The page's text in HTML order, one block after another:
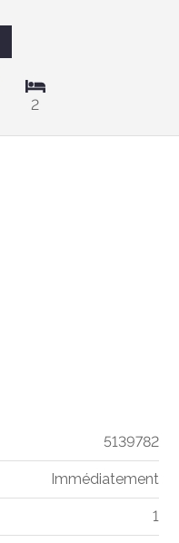
2
5139782
Immédiatement
1